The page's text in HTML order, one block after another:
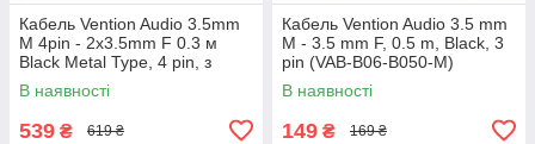
Кабель Vention Audio 3.5mm
M 4pin - 2x3.5mm F 0.3 м
Black Metal Type, 4 pin, з
підтримкою мікрофона,
стерео (BGPHY)
В наявності
539 ₴ 619 ₴
Кабель Vention Audio 3.5 mm
M - 3.5 mm F, 0.5 m, Black, 3
pin (VAB-B06-B050-M)
В наявності
149 ₴ 169 ₴